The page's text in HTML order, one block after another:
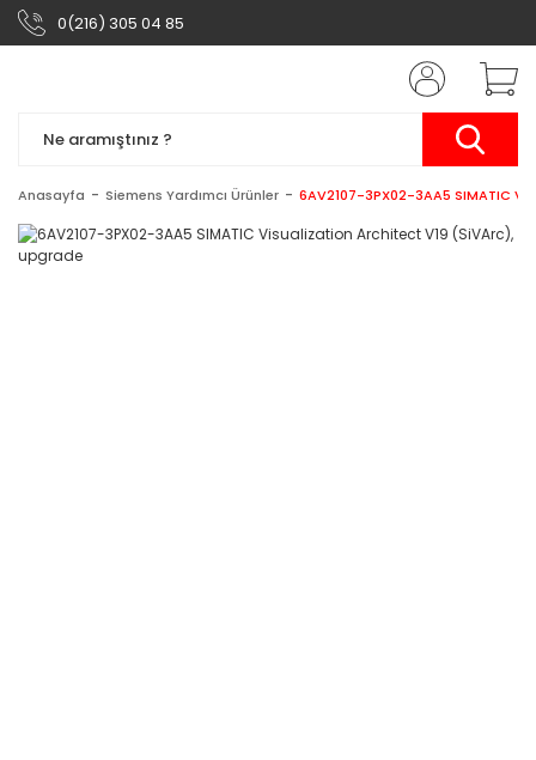
0(216) 305 04 85
Anasayfa Siemens Yardımcı Ürünler 6AV2107-3PX02-3AA5 SIMATIC